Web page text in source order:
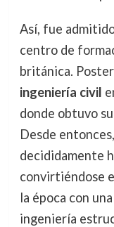
Así, fue
centro de
británica.
ingeniería civil
donde obtuvo
Desde
decididamente
convirtiéndose
la época con
ingeniería